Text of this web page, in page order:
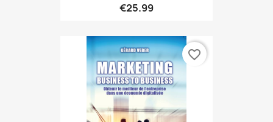
€25.99
favorite_border